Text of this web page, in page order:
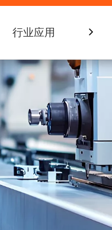
行业应用 技术